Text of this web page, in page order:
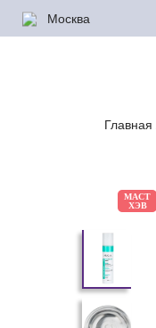
Москва
Главная
МАСТ
ХЭВ